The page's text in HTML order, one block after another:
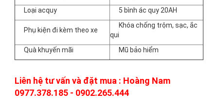
Loại acquy
5 bình ác quy 20AH
Phụ kiện đi kèm theo xe
Khóa chống trộm, sạc, ắc
qui
Quà khuyến mãi
Mũ bảo hiểm
Liên hệ tư vấn và đặt mua : Hoàng Nam
0977.378.185 - 0902.265.444